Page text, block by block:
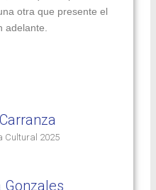
otra que presente el
adelante.
Cultural 2025
Gonzales